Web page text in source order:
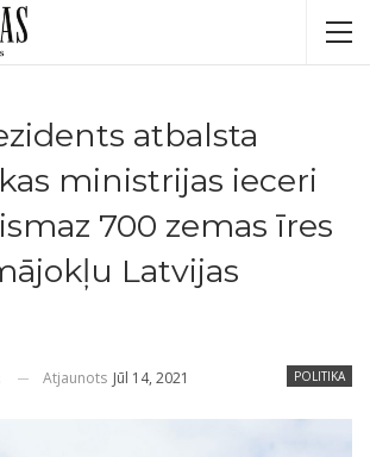
atbalsta
ministrijas ieceri
700 zemas īres
Latvijas
POLITIKA
Atjaunots Jūl 14, 2021